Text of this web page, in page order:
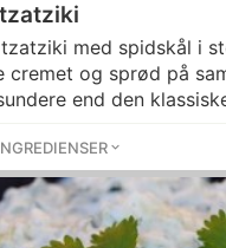
med spidskål i
cremet og sprød på
end den